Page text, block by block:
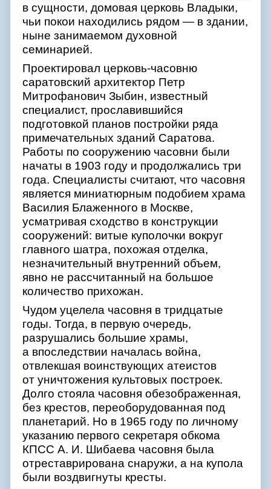
в сущности, домовая церковь Владыки,
чьи покои находились рядом — в здании,
ныне занимаемом духовной
семинарией.
Проектировал церковь-часовню
саратовский архитектор Петр
Митрофанович Зыбин, известный
специалист, прославившийся
подготовкой планов постройки ряда
примечательных зданий Саратова.
Работы по сооружению часовни были
начаты в 1903 году и продолжались три
года. Специалисты считают, что часовня
является миниатюрным подобием храма
Василия Блаженного в Москве,
усматривая сходство в конструкции
сооружений: витые куполочки вокруг
главного шатра, похожая отделка,
незначительный внутренний объем,
явно не рассчитанный на большое
количество прихожан.
Чудом уцелела часовня в тридцатые
годы. Тогда, в первую очередь,
разрушались большие храмы,
а впоследствии началась война,
отвлекшая воинствующих атеистов
от уничтожения культовых построек.
Долго стояла часовня обезображенная,
без крестов, переоборудованная под
планетарий. Но в 1965 году по личному
указанию первого секретаря обкома
КПСС А. И. Шибаева часовня была
отреставрирована снаружи, а на купола
были воздвигнуты кресты.